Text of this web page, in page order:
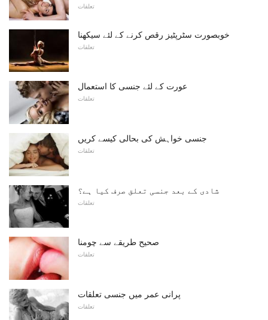
تعلقات
خوبصورت سٹرپٹیز رقص کرنے کے لئے سیکھنا
تعلقات
عورت کے لئے جنسی کا استعمال
تعلقات
جنسی خواہش کی بحالی کیسے کریں
تعلقات
شادی کے بعد جنسی تعلق صرف کیا ہے؟
تعلقات
صحیح طریقے سے چومنا
تعلقات
پرانی عمر میں جنسی تعلقات
تعلقات